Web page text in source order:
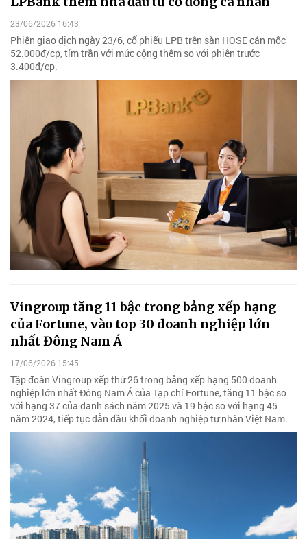
23/06/2026 16:43
Phiên giao dịch ngày 23/6, cổ phiếu LPB trên sàn HOSE cán mốc
52.000đ/cp, tím trần với mức cộng thêm so với phiên trước
3.400đ/cp.
Vingroup tăng 11 bậc trong bảng xếp hạng
của Fortune, vào top 30 doanh nghiệp lớn
nhất Đông Nam Á
17/06/2026 15:45
Tập đoàn Vingroup xếp thứ 26 trong bảng xếp hạng 500 doanh
nghiệp lớn nhất Đông Nam Á của Tạp chí Fortune, tăng 11 bậc so
với hạng 37 của danh sách năm 2025 và 19 bậc so với hạng 45
năm 2024, tiếp tục dẫn đầu khối doanh nghiệp tư nhân Việt Nam.